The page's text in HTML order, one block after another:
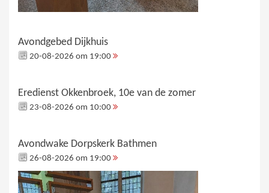
Avondgebed Dijkhuis
20-08-2026 om 19:00
Eredienst Okkenbroek, 10e van de zomer
23-08-2026 om 10:00
Avondwake Dorpskerk Bathmen
26-08-2026 om 19:00